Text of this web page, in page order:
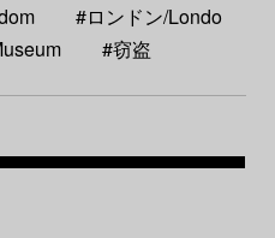
#ロンドン/Londo
#窃盗